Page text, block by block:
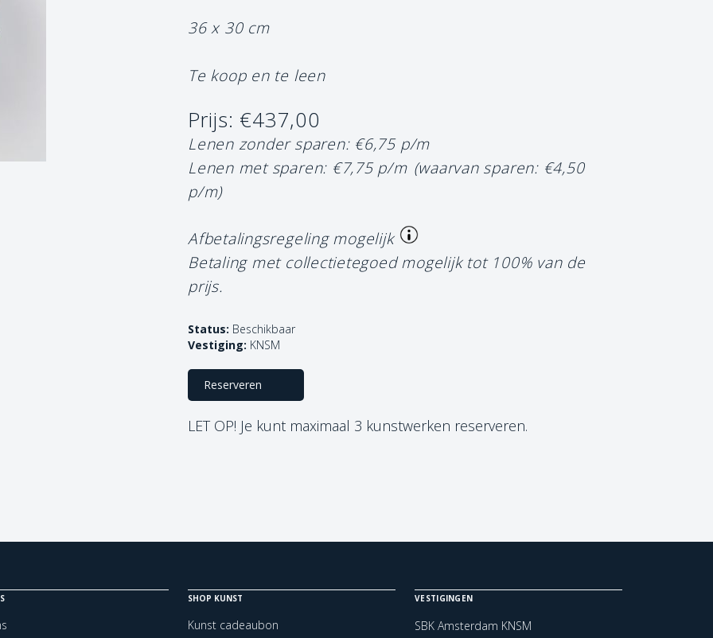
36 x 30 cm
Te koop en te leen
Prijs: €437,00
Lenen zonder sparen: €6,75 p/m
Lenen met sparen: €7,75 p/m (waarvan sparen: €4,50
p/m)
Afbetalingsregeling mogelijk
Betaling met collectietegoed mogelijk tot 100% van de
prijs.
Status: Beschikbaar
Vestiging: KNSM
Reserveren
LET OP! Je kunt maximaal 3 kunstwerken reserveren.
SHOP KUNST
Kunst cadeaubon
VESTIGINGEN
SBK Amsterdam KNSM